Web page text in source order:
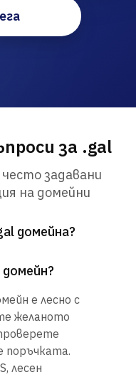
за .gal
задавани
на домейни
домейна?
е лесно с
желаното
поръчката.
лесен